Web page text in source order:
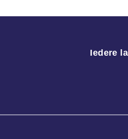
Iedere